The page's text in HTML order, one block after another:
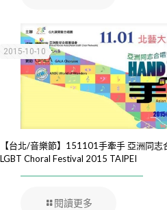
2015-10-10
【台北/音樂節】151101手牽手 亞洲同
LGBT Choral Festival 2015 TAIPEI
閱讀更多